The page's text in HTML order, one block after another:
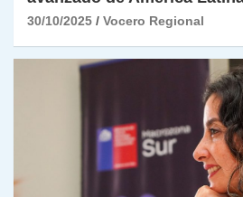
30/10/2025 Vocero Regional